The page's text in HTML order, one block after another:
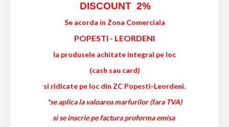
DISCOUNT 2%
Se acorda in Zona Comerciala
POPESTI - LEORDENI
la produsele achitate integral pe loc
(cash sau card)
si ridicate pe loc din ZC Popesti-Leordeni.
*se aplica la valoarea marfurilor (fara TVA)
si se inscrie pe factura proforma emisa